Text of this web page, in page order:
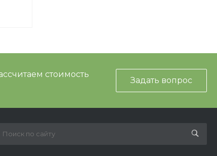
стоимость
Задать вопрос